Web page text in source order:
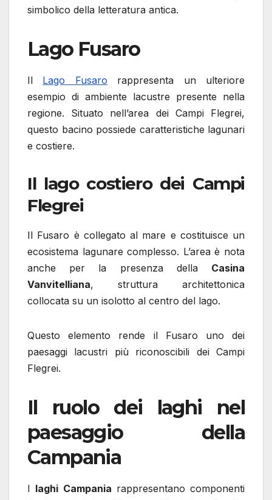
simbolico della letteratura antica.
Lago Fusaro
Il Lago Fusaro rappresenta un ulteriore
esempio di ambiente lacustre presente nella
regione. Situato nell’area dei Campi Flegrei,
questo bacino possiede caratteristiche lagunari
e costiere.
Il lago costiero dei Campi
Flegrei
Il Fusaro è collegato al mare e costituisce un
ecosistema lagunare complesso. L’area è nota
anche per la presenza della Casina
Vanvitelliana, struttura architettonica
collocata su un isolotto al centro del lago.
Questo elemento rende il Fusaro uno dei
paesaggi lacustri più riconoscibili dei Campi
Flegrei.
Il ruolo dei laghi nel
paesaggio della
Campania
I laghi Campania rappresentano componenti